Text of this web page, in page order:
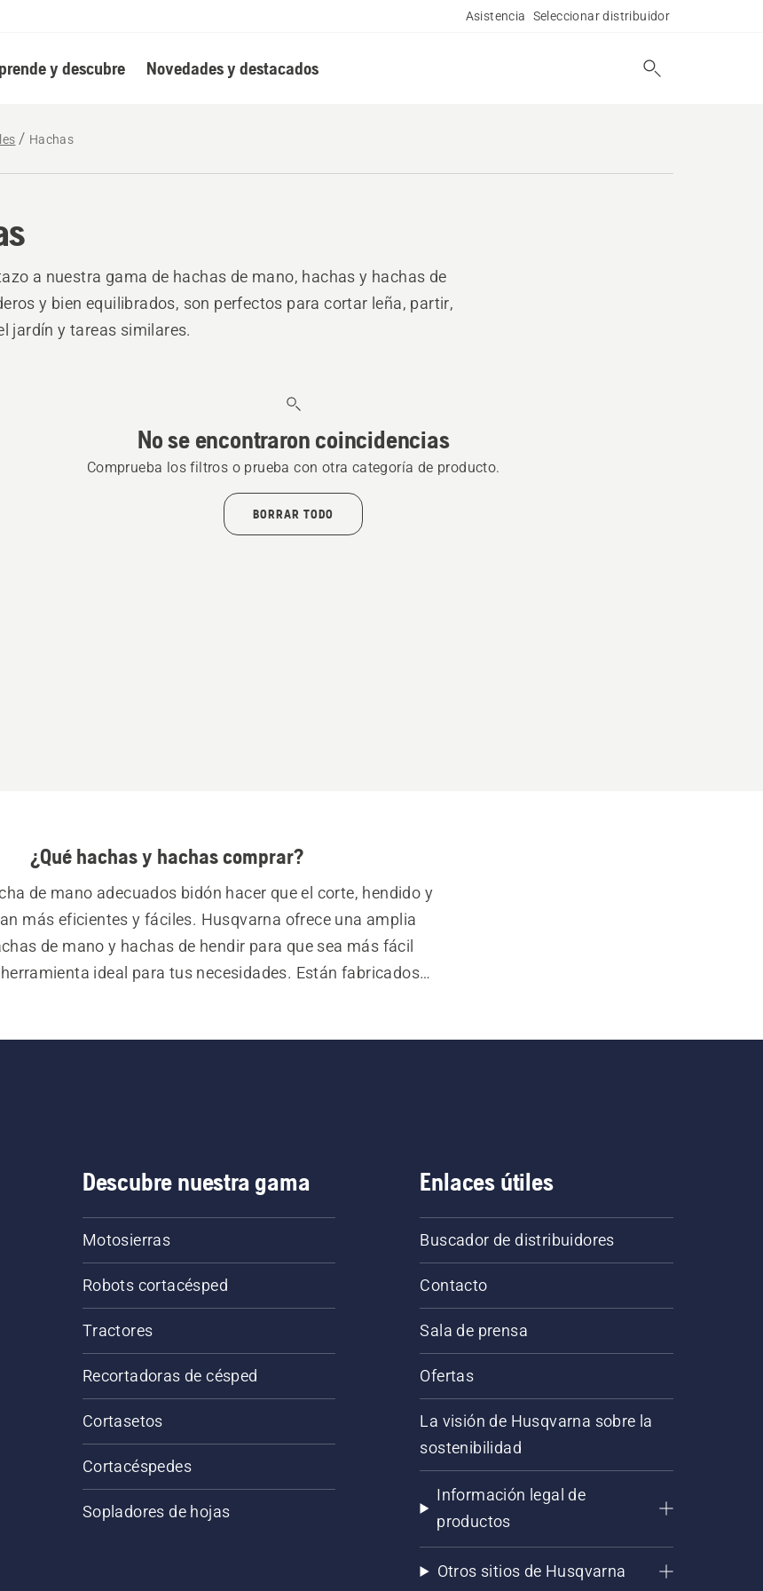
Asistencia Seleccionar distribuidor
y descubre Novedades y destacados
Hachas
a nuestra gama de hachas de mano, hachas y hachas de
y bien equilibrados, son perfectos para cortar leña, partir,
jardín y tareas similares.
No se encontraron coincidencias
Comprueba los filtros o prueba con otra categoría de producto.
BORRAR TODO
¿Qué hachas y hachas comprar?
de mano adecuados bidón hacer que el corte, hendido y
más eficientes y fáciles. Husqvarna ofrece una amplia
de mano y hachas de hendir para que sea más fácil
ideal para tus necesidades. Están fabricados
Descubre nuestra gama
Motosierras
Robots cortacésped
Tractores
Recortadoras de césped
Cortasetos
Cortacéspedes
Sopladores de hojas
Enlaces útiles
Buscador de distribuidores
Contacto
Sala de prensa
Ofertas
La visión de Husqvarna sobre la
sostenibilidad
Información legal de
productos
Otros sitios de Husqvarna